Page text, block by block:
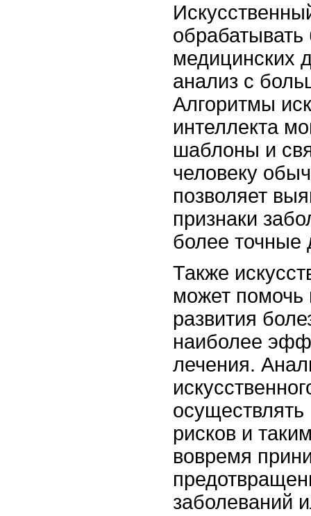
медицинских
анализ с
Алгоритмы
интеллекта
шаблоны и
человеку
позволяет
признаки
более точные
Также
может помочь
развития
наиболее
лечения.
осуществлять
рисков и
вовремя
заболеваний